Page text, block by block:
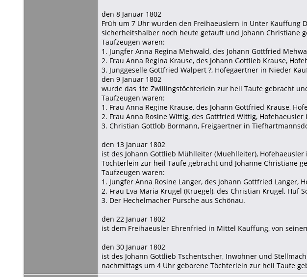
den 8 Januar 1802
Früh um 7 Uhr wurden den Freihaeuslern in Unter Kauffung
sicherheitshalber noch heute getauft und Johann Christiane
Taufzeugen waren:
1. Jungfer Anna Regina Mehwald, des Johann Gottfried
2. Frau Anna Regina Krause, des Johann Gottlieb Krause,
3. Junggeselle Gottfried Walpert ?, Hofegaertner in Nieder
den 9 Januar 1802
wurde das 1te Zwillingstöchterlein zur heil Taufe gebracht
Taufzeugen waren:
1. Frau Anna Regine Krause, des Johann Gottfried Krause,
2. Frau Anna Rosine Wittig, des Gottfried Wittig,
3. Christian Gottlob Bormann, Freigaertner in
den 13 Januar 1802
ist des Johann Gottlieb Mühlleiter (Muehlleiter),
Töchterlein zur heil Taufe gebracht und Johanne Christiane
Taufzeugen waren:
1. Jungfer Anna Rosine Langer, des Johann Gottfried
2. Frau Eva Maria Krügel (Kruegel), des Christian Krügel, Huf
3. Der Hechelmacher Pursche aus Schönau.
den 22 Januar 1802
ist dem Freihaeusler Ehrenfried in Mittel Kauffung, von
den 30 Januar 1802
ist des Johann Gottlieb Tschentscher, Inwohner und
nachmittags um 4 Uhr geborene Töchterlein zur heil Taufe